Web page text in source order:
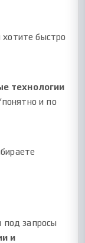
быстро
технологии
и по
запросы
и